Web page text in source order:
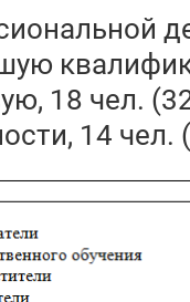
18 чел.
14 чел.